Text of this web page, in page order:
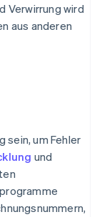
Verwirrung wird
aus anderen
sein, um Fehler
und